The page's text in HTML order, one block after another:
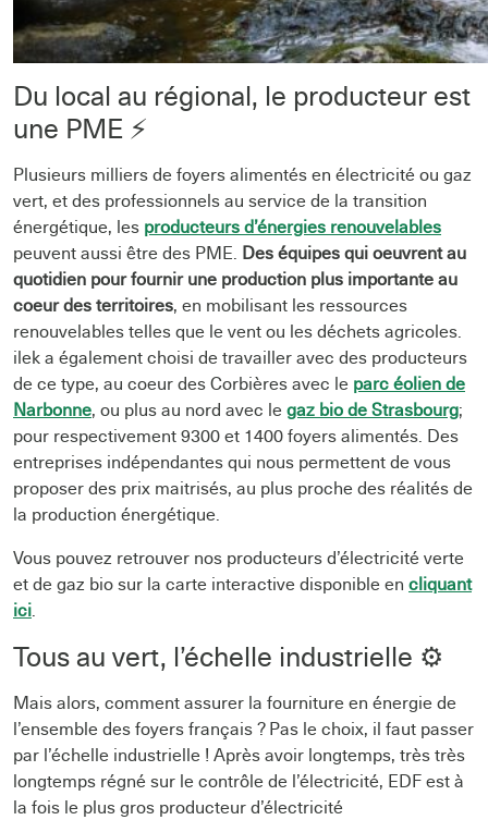
Du local au régional, le producteur est
une PME ⚡
Plusieurs milliers de foyers alimentés en électricité ou gaz
vert, et des professionnels au service de la transition
énergétique, les producteurs d’énergies renouvelables
peuvent aussi être des PME. Des équipes qui oeuvrent au
quotidien pour fournir une production plus importante au
coeur des territoires, en mobilisant les ressources
renouvelables telles que le vent ou les déchets agricoles.
ilek a également choisi de travailler avec des producteurs
de ce type, au coeur des Corbières avec le parc éolien de
Narbonne, ou plus au nord avec le gaz bio de Strasbourg;
pour respectivement 9300 et 1400 foyers alimentés. Des
entreprises indépendantes qui nous permettent de vous
proposer des prix maitrisés, au plus proche des réalités de
la production énergétique.
Vous pouvez retrouver nos producteurs d’électricité verte
et de gaz bio sur la carte interactive disponible en cliquant
ici.
Tous au vert, l’échelle industrielle ⚙
Mais alors, comment assurer la fourniture en énergie de
l’ensemble des foyers français ? Pas le choix, il faut passer
par l’échelle industrielle ! Après avoir longtemps, très très
longtemps régné sur le contrôle de l’électricité, EDF est à
la fois le plus gros producteur d’électricité